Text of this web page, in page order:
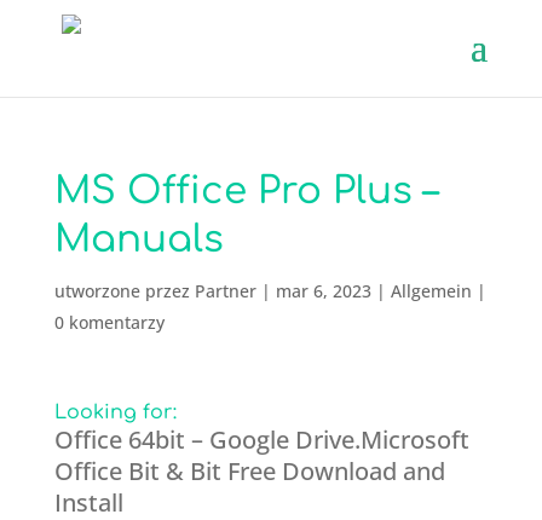
MS Office Pro Plus –
Manuals
utworzone przez Partner| mar 6, 2023| Allgemein |
0 komentarzy
Looking for:
Office 64bit – Google Drive.Microsoft
Office Bit & Bit Free Download and
Install